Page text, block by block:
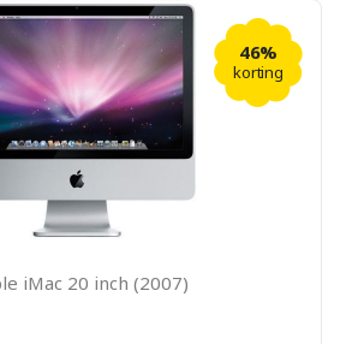
46%
korting
iMac 20 inch (2007)